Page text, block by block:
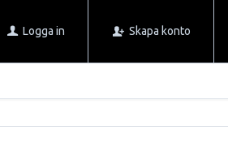
Logga in Skapa konto